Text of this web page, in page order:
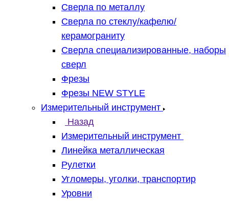
Сверла по металлу
Сверла по стеклу/кафелю/
керамограниту
Сверла специализированные, наборы
сверл
Фрезы
Фрезы NEW STYLE
Измерительный инструмент
Назад
Измерительный инструмент
Линейка металлическая
Рулетки
Угломеры, уголки, транспортир
Уровни